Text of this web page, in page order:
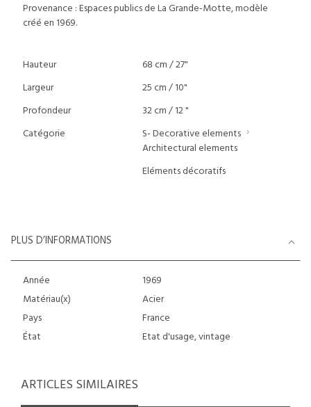
Provenance : Espaces publics de La Grande-Motte, modèle
créé en 1969.
Hauteur
68 cm / 27"
Largeur
25 cm / 10"
Profondeur
32 cm / 12 "
Catégorie
S- Decorative elements
Architectural elements
Eléments décoratifs
PLUS D’INFORMATIONS
Année
1969
Matériau(x)
Acier
Pays
France
État
Etat d'usage, vintage
ARTICLES SIMILAIRES